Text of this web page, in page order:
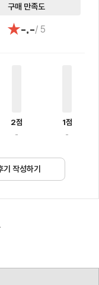
구매 만족도
★-.-/ 5
2점
-
1점
-
기 작성하기